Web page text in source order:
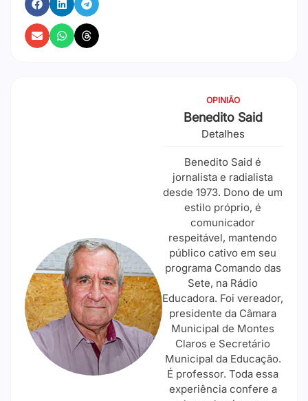
OPINIÃO
Benedito Said
Detalhes
Benedito Said é
jornalista e radialista
desde 1973. Dono de um
estilo próprio, é
comunicador
respeitável, mantendo
público cativo em seu
programa Comando das
Sete, na Rádio
Educadora. Foi vereador,
presidente da Câmara
Municipal de Montes
Claros e Secretário
Municipal da Educação.
É professor. Toda essa
experiência confere a